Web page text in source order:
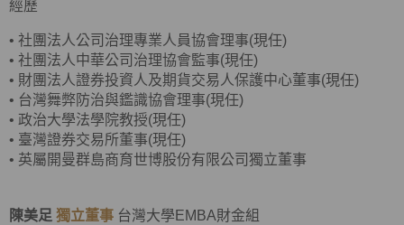
經歷
• 社團法人公司治理專業人員協會理事(現任)
• 社團法人中華公司治理協會監事(現任)
• 財團法人證券投資人及期貨交易人保護中心董事(現任)
• 台灣舞弊防治與鑑識協會理事(現任)
• 政治大學法學院教授(現任)
• 臺灣證券交易所董事(現任)
• 英屬開曼群島商育世博股份有限公司獨立董事
陳美足 獨立董事 台灣大學EMBA財金組